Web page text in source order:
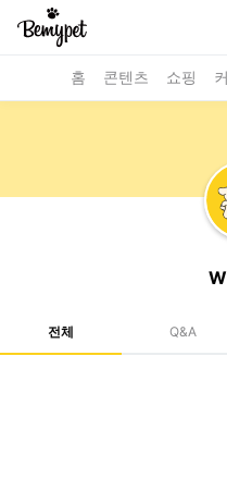
홈 콘텐츠 쇼핑
전체 Q&A